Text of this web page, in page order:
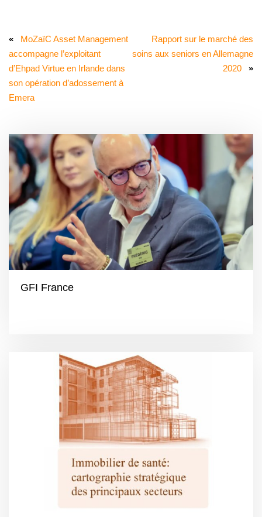
«
MoZaïC Asset Management
accompagne l’exploitant
d’Ehpad Virtue en Irlande dans
son opération d’adossement à
Emera
Rapport sur le marché des
soins aux seniors en Allemagne
2020
»
GFI France